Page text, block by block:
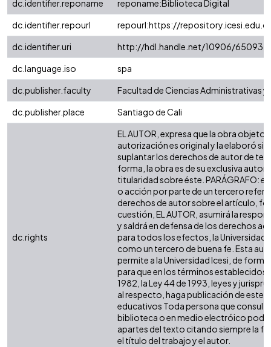
dc.identifier.reponame
reponame:Biblioteca Digital
dc.identifier.repourl
repourl:https://
dc.identifier.uri
http://hdl.handle.net/10906/65093
dc.language.iso
spa
dc.publisher.faculty
Facultad de Ciencias Administrativas
dc.publisher.place
Santiago de Cali
dc.rights
EL AUTOR, expresa que la obra objeto
autorización es original y la elaboró
suplantar los derechos de autor de
forma, la obra es de su exclusiva
titularidad sobre éste. PARÁGRAFO:
o acción por parte de un tercero
derechos de autor sobre el artículo,
cuestión, EL AUTOR, asumirá la
y saldrá en defensa de los derechos
para todos los efectos, la Universidad
como un tercero de buena fe. Esta
permite a la Universidad Icesi, de
para que en los términos establecidos
1982, la Ley 44 de 1993, leyes y
al respecto, haga publicación de este
educativos Toda persona que consulte
biblioteca o en medio electróico
apartes del texto citando siempre la
el título del trabajo y el autor.